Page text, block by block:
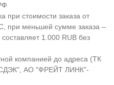
при стоимости заказа от
при меньшей сумме заказа –
составляет 1.000 RUB без
компанией до адреса (ТК
АО "ФРЕЙТ ЛИНК"-